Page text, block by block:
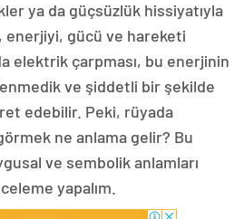
ya da güçsüzlük hissiyatıyla
gücü ve hareketi
elektrik çarpması, bu enerjinin
ve şiddetli bir şekilde
edebilir. Peki, rüyada
ne anlama gelir? Bu
ve sembolik anlamları
yapalım.